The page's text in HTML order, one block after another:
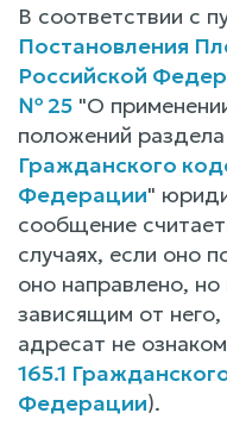
В соответствии с
Постановления
Российской
№ 25 "О
положений
Гражданского
Федерации"
сообщение
случаях, если оно
оно направлено,
зависящим от
адресат не
165.1
Федерации).